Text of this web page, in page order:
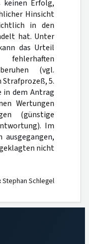
Erfolg,
Hinsicht
in den
hat. Unter
das Urteil
(vgl.
Strafprozeß, 5.
in dem Antrag
Wertungen
(günstige
Im
nicht
Stephan Schlegel